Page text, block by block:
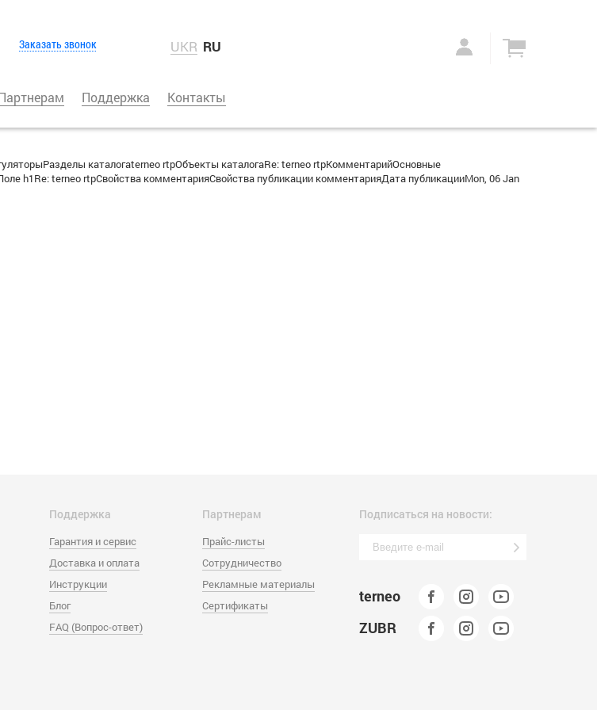
Заказать звонок UKR RU
Поддержка Контакты
каталогаterneo rtpОбъекты каталогаRe: terneo rtpКомментарийОсновные
h1Re: terneo rtpСвойства комментарияСвойства публикации комментарияДата публикацииMon, 06 Jan
Поддержка
Гарантия и сервис
Доставка и оплата
Инструкции
Блог
FAQ (Вопрос-ответ)
Партнерам
Прайс-листы
Сотрудничество
Рекламные материалы
Сертификаты
Подписаться на новости:
terneo
ZUBR